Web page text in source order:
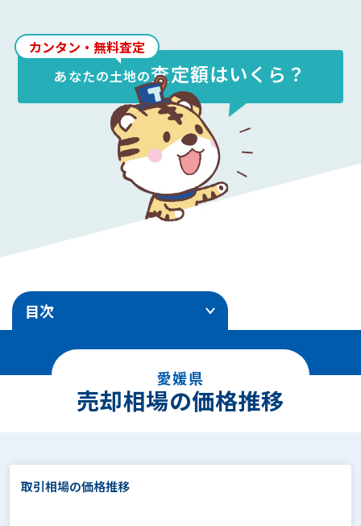
カンタン・無料査定
あなたの土地の査定額はいくら？
目次
売却相場の価格推移
市区町村地価ランキング
5.駅徒歩別の相場価格
愛媛県
売却相場の価格推移
取引相場の価格推移